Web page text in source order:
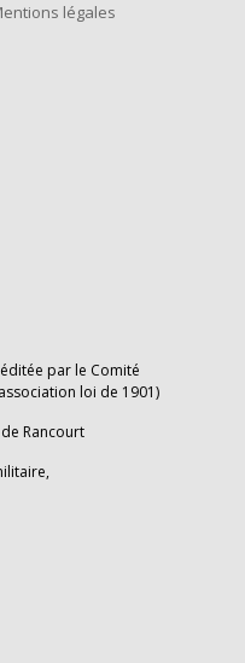
légales
par le Comité
loi de 1901)
Rancourt